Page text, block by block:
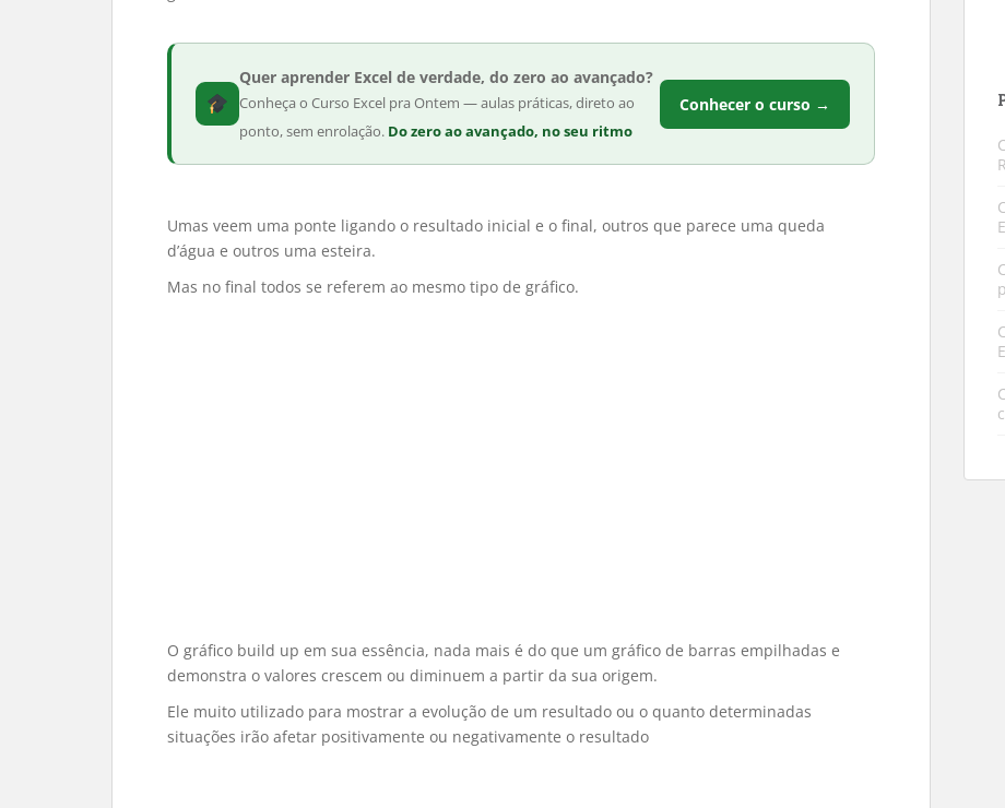
Quer aprender Excel de verdade, do zero ao avançado?
Conheça o Curso Excel pra Ontem — aulas práticas, direto ao
ponto, sem enrolação. Do zero ao avançado, no seu ritmo
Conhecer o curso →
Umas veem uma ponte ligando o resultado inicial e o final, outros que parece uma queda
d’água e outros uma esteira.
Mas no final todos se referem ao mesmo tipo de gráfico.
O gráfico build up em sua essência, nada mais é do que um gráfico de barras empilhadas e
demonstra o valores crescem ou diminuem a partir da sua origem.
Ele muito utilizado para mostrar a evolução de um resultado ou o quanto determinadas
situações irão afetar positivamente ou negativamente o resultado